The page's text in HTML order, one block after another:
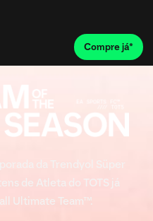
de Atleta do TOTS já
Ultimate Team™.